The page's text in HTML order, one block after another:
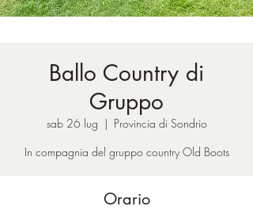
Ballo Country di
Gruppo
sab 26 lug
  |
Provincia di Sondrio
In compagnia del gruppo country Old Boots
Orario